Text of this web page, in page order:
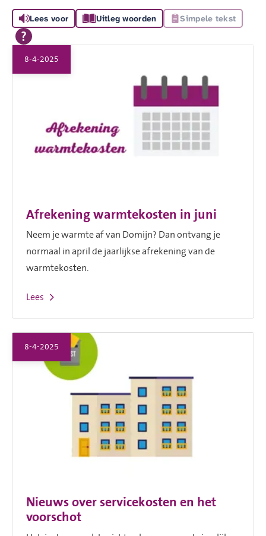
Lees voor Uitleg woorden Simpele tekst
Afrekening warmtekosten in juni
8-4-2025
Neem je warmte af van Domijn? Dan ontvang je
normaal in april de jaarlijkse afrekening van de
warmtekosten.
Lees
Nieuws over servicekosten en het
voorschot
8-4-2025